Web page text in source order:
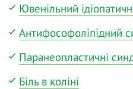
Ювенільний
Антифософоліпідний
Паранеопластичні
Біль в коліні